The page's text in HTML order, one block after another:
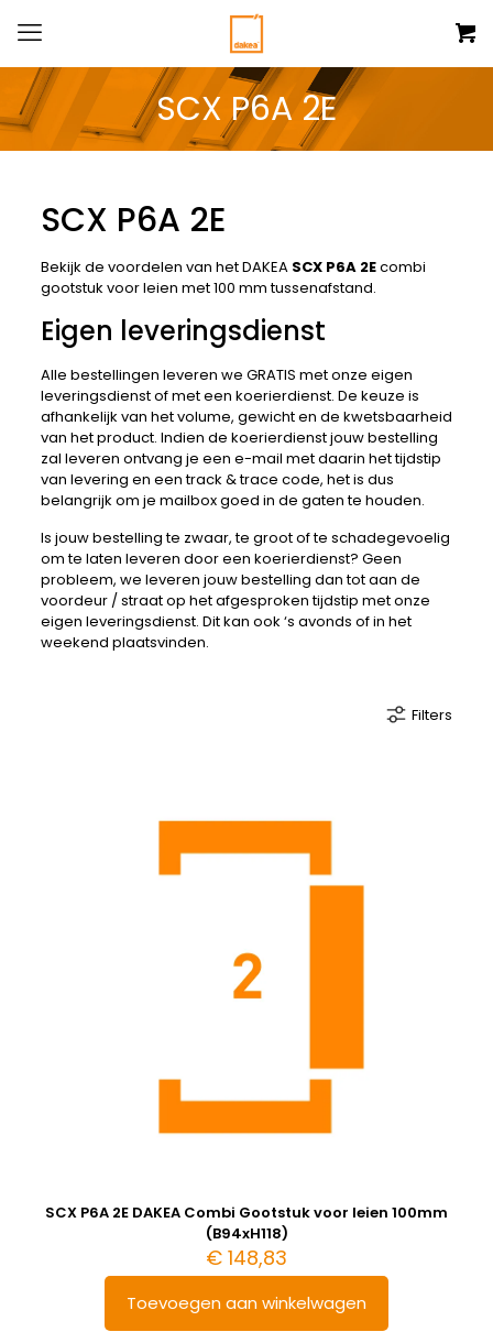
SCX P6A 2E
SCX P6A 2E
Bekijk de voordelen van het DAKEA SCX P6A 2Ecombi
gootstuk voor leien met 100 mm tussenafstand.
Eigen leveringsdienst
Alle bestellingen leveren we GRATIS met onze eigen
leveringsdienst of met een koerierdienst. De keuze is
afhankelijk van het volume, gewicht en de kwetsbaarheid
van het product. Indien de koerierdienst jouw bestelling
zal leveren ontvang je een e-mail met daarin het tijdstip
van levering en een track & trace code, het is dus
belangrijk om je mailbox goed in de gaten te houden.
Is jouw bestelling te zwaar, te groot of te schadegevoelig
om te laten leveren door een koerierdienst? Geen
probleem, we leveren jouw bestelling dan tot aan de
voordeur / straat op het afgesproken tijdstip met onze
eigen leveringsdienst. Dit kan ook ‘s avonds of in het
weekend plaatsvinden.
Filters
SCX P6A 2E DAKEA Combi Gootstuk voor leien 100mm
(B94xH118)
€ 148,83
Toevoegen aan winkelwagen